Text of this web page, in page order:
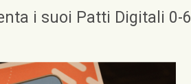
i suoi Patti Digitali 0-6